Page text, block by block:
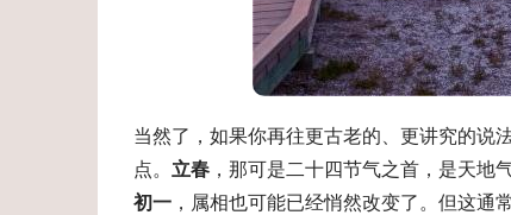
当然了，如果你再往更古老的、更讲究的说
点。 立春 ，那可是二十四节气之首，是天地
初一 ，属相也可能已经悄然改变了。但这通